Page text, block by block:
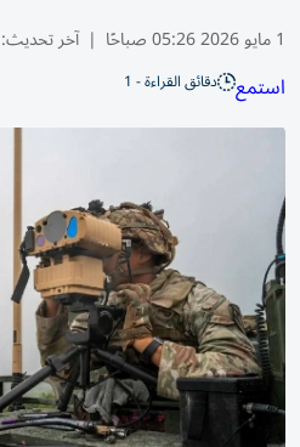
1 مايو 2026 05:26 صباحًا | آخر تحديث:
استمع دقائق القراءة - 1